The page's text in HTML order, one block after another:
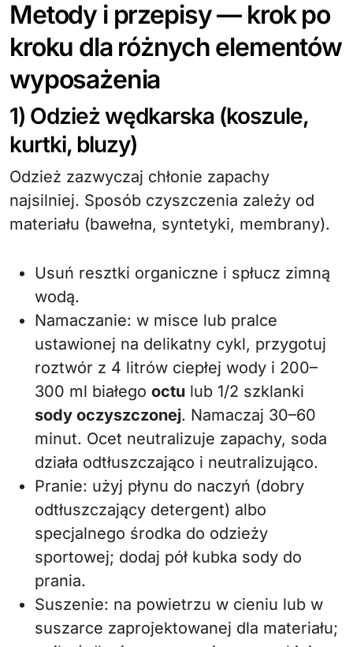
Metody i przepisy — krok po
kroku dla różnych elementów
wyposażenia
1) Odzież wędkarska (koszule,
kurtki, bluzy)
Odzież zazwyczaj chłonie zapachy
najsilniej. Sposób czyszczenia zależy od
materiału (bawełna, syntetyki, membrany).
Usuń resztki organiczne i spłucz zimną
wodą.
Namaczanie: w misce lub pralce
ustawionej na delikatny cykl, przygotuj
roztwór z 4 litrów ciepłej wody i 200–
300 ml białego octu lub 1/2 szklanki
sody oczyszczonej. Namaczaj 30–60
minut. Ocet neutralizuje zapachy, soda
działa odtłuszczająco i neutralizująco.
Pranie: użyj płynu do naczyń (dobry
odtłuszczający detergent) albo
specjalnego środka do odzieży
sportowej; dodaj pół kubka sody do
prania.
Suszenie: na powietrzu w cieniu lub w
suszarce zaprojektowanej dla materiału;